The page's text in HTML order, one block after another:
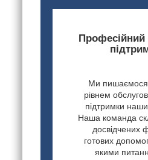
Професійний
Ми пишаємося
рівнем
підтримки
Наша команда
досвідчених
готових
якими